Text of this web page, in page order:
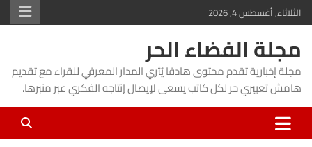
Skip
to
content
الثلاثاء, أغسطس 4, 2026
مجلة الفضاء الحر
مجلة إخبارية تقدم محتوى هادفا يُثري المدار المعرفي للقراء مع تقديم
هامش تعبيري حر لكل كاتب يسعى لإيصال إنتاجه الفكري عبر منبرها.